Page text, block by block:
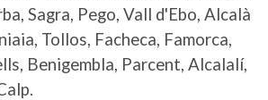
Sagra, Pego, Vall d'Ebo, Alcalà
Tollos, Facheca, Famorca,
Benigembla, Parcent, Alcalalí,